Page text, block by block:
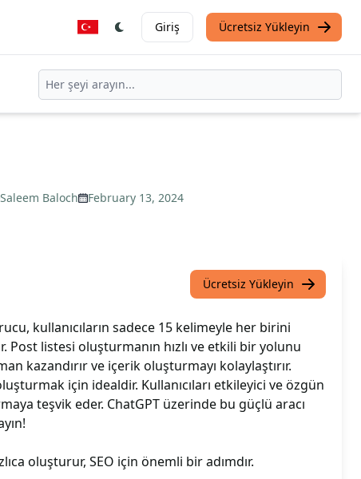
Giriş Ücretsiz Yükleyin
Saleem Baloch
February 13, 2024
Ücretsiz Yükleyin
kullanıcıların sadece 15 kelimeyle her birini
Post listesi oluşturmanın hızlı ve etkili bir yolunu
kazandırır ve içerik oluşturmayı kolaylaştırır.
için idealdir. Kullanıcıları etkileyici ve özgün
teşvik eder. ChatGPT üzerinde bu güçlü aracı
oluşturur, SEO için önemli bir adımdır.